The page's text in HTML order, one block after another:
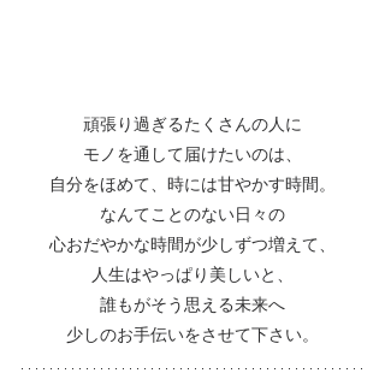
頑張り過ぎるたくさんの人に
モノを通して届けたいのは、
自分をほめて、時には甘やかす時間。
なんてことのない日々の
心おだやかな時間が少しずつ増えて、
人生はやっぱり美しいと、
誰もがそう思える未来へ
少しのお手伝いをさせて下さい。